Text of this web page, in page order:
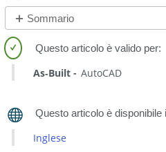
Salva
come
PDF
Sommario
No
intestazioni
As‑Built AutoCAD
Inglese